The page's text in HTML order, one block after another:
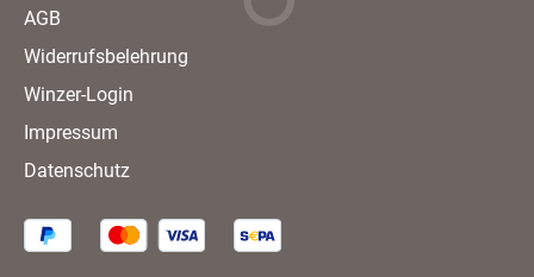
AGB
Widerrufsbelehrung
Winzer-Login
Impressum
Datenschutz